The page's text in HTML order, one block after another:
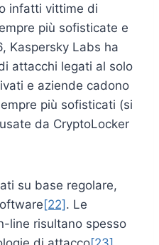
infatti vittime di
più sofisticate e
Kaspersky Labs ha
attacchi legati al solo
e aziende cadono
più sofisticati (si
da CryptoLocker
su base regolare,
[22]. Le
line risultano spesso